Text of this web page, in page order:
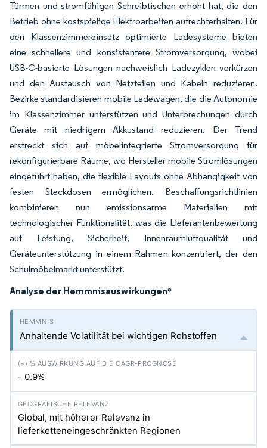
Türmen und stromfähigen Schreibtischen erhöht hat, die den
Betrieb ohne kostspielige Elektroarbeiten aufrechterhalten. Für
den Klassenzimmereinsatz optimierte Ladesysteme bieten
eine schnellere und konsistentere Stromversorgung, wobei
USB-C-basierte Lösungen nachweislich Ladezyklen verkürzen
und den Austausch von Netzteilen und Kabeln reduzieren.
Bezirke standardisieren mobile Ladewagen, die die Autonomie
im Klassenzimmer unterstützen und Unterbrechungen durch
Geräte mit niedrigem Akkustand reduzieren. Der Trend
erstreckt sich auf möbelintegrierte Stromversorgung für
rekonfigurierbare Räume, wo Hersteller mobile Stromlösungen
eingeführt haben, die flexible Layouts ohne Abhängigkeit von
festen Steckdosen ermöglichen. Beschaffungsrichtlinien
kombinieren nun emissionsarme Materialien mit
technologischer Funktionalität, was die Lieferantenbewertung
auf Leistung, Sicherheit, Innenraumluftqualität und
Geräteunterstützung in einem Rahmen konzentriert, der den
Schulmöbelmarkt unterstützt.
Analyse der Hemmnisauswirkungen*
Anhaltende Volatilität bei wichtigen Rohstoffen
- 0.9%
Global, mit höherer Relevanz in
lieferketteneingeschränkten Regionen